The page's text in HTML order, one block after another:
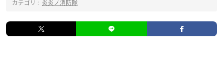
カテゴリ : 炎炎ノ消防隊